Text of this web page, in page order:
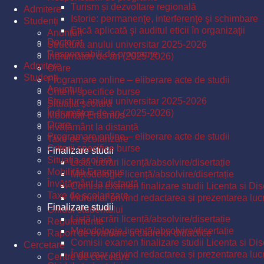
Admitere
Studenți
Anunțuri
Structura anului universitar 2025-2026
Îndrumători de an (2025-2026)
Orare
Programare online – eliberare acte de studii
Criterii specifice burse
Situația școlară
Mobilități Erasmus
Învățământ la distanță
Taxe de școlarizare
Finalizare studii
Listă lucrări licență/absolvire/disertație
Metodologie licență/absolvire/disertație
Comisii examen finalizare studii Licenta si
Îndrumar privind redactarea și prezentarea
Ghidul studentului
Regulamente
Raport de evaluare a cadrelor didactice
Cercetare
Centre de cercetare
Turism și dezvoltare regională
Istorie: permanenţe, interferenţe şi schimbare
Etică aplicată şi auditul eticii în organizaţii
Doctorat
Responsabili de programe
Admitere
Studenți
Anunțuri
Structura anului universitar 2025-2026
Îndrumători de an (2025-2026)
Orare
Programare online – eliberare acte de studii
Criterii specifice burse
Situația școlară
Mobilități Erasmus
Învățământ la distanță
Taxe de școlarizare
Finalizare studii
Listă lucrări licență/absolvire/disertație
Metodologie licență/absolvire/disertație
Comisii examen finalizare studii Licenta si
Îndrumar privind redactarea și prezentarea